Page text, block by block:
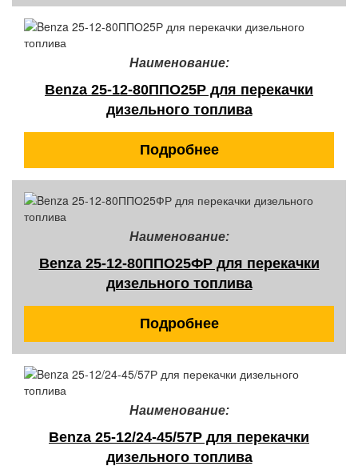
Наименование:
Benza 25-12-80ППО25Р для перекачки
дизельного топлива
Подробнее
Наименование:
Benza 25-12-80ППО25ФР для перекачки
дизельного топлива
Подробнее
Наименование:
Benza 25-12/24-45/57Р для перекачки
дизельного топлива